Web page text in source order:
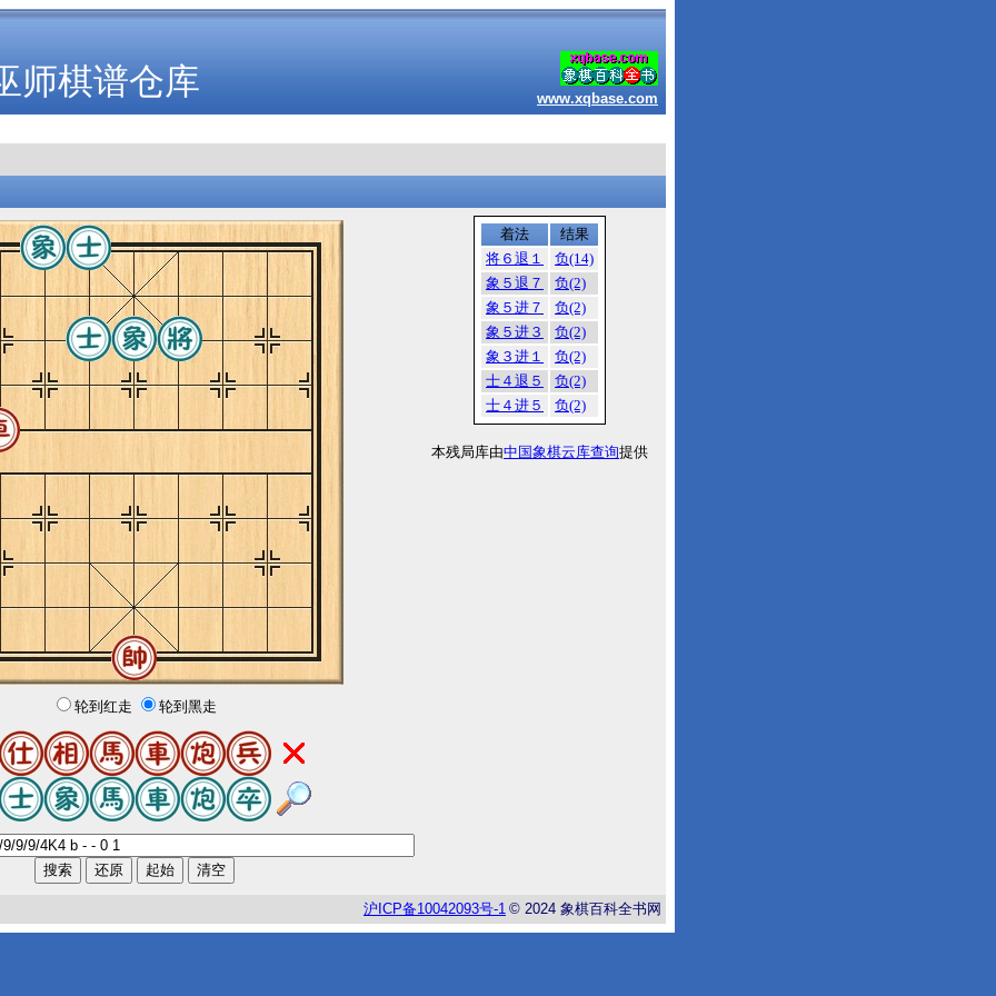
师棋谱仓库 www.xqbase.com
轮到红走 轮到黑走
着法
结果
将６退１
负(14)
象５退７
负(2)
象５进７
负(2)
象５进３
负(2)
象３进１
负(2)
士４退５
负(2)
士４进５
负(2)
本残局库由中国象棋云库查询提供
沪 ICP备10042093号-1 © 2024 象棋百科全书网